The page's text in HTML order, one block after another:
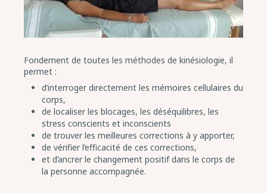
Fondement de toutes les méthodes de kinésiologie, il
permet :
d’interroger directement les mémoires cellulaires du
corps,
de localiser les blocages, les déséquilibres, les
stress conscients et inconscients
de trouver les meilleures corrections à y apporter,
de vérifier l’efficacité de ces corrections,
et d’ancrer le changement positif dans le corps de
la personne accompagnée.